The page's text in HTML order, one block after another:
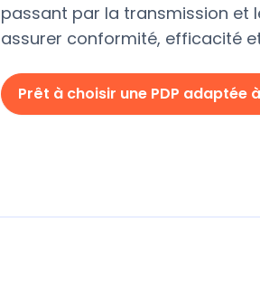
passant par la transmission et
assurer conformité, efficacité
Prêt à choisir une PDP adaptée